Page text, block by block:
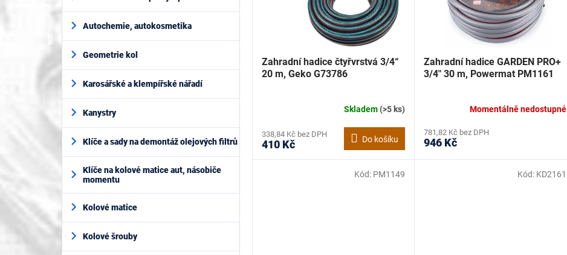
Autochemie, autokosmetika
Geometrie kol
Karosářské a klempířské nářadí
Kanystry
Klíče a sady na demontáž olejových filtrů
Klíče na kolové matice aut, násobiče
momentu
Kolové matice
Kolové šrouby
Zahradní hadice čtyřvrstvá 3/4“
20 m, Geko G73786
Skladem(>5 ks)
338,84 Kč bez DPH
410 Kč Do košíku
Zahradní hadice GARDEN PRO+
3/4" 30 m, Powermat PM1161
Momentálně nedostupné
781,82 Kč bez DPH
946 Kč
Kód: PM1149 Kód: KD2161